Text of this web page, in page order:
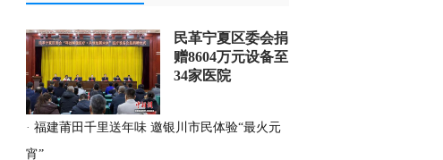
民革宁夏区委会捐
赠8604万元设备至
34家医院
· 福建莆田千里送年味 邀银川市民体验“最火元
宵”